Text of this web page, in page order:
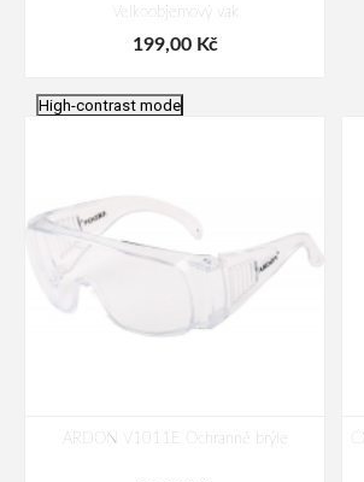
Velkoobjemový vak
199,00 Kč
High-contrast mode
ARDON V1011E Ochranné brýle